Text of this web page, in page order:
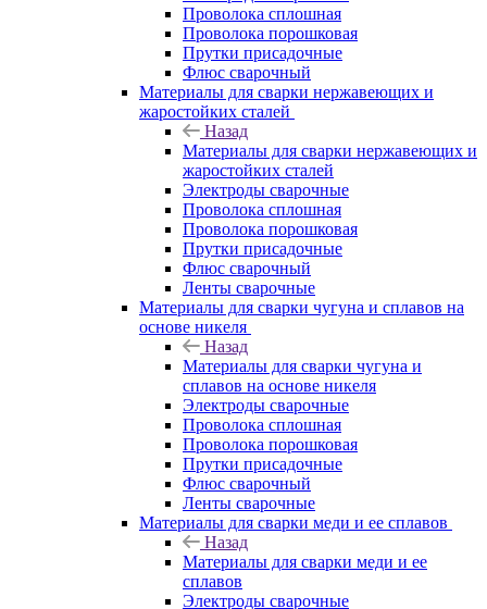
Проволока сплошная
Проволока порошковая
Прутки присадочные
Флюс сварочный
Материалы для сварки нержавеющих и
жаростойких сталей
Назад
Материалы для сварки нержавеющих и
жаростойких сталей
Электроды сварочные
Проволока сплошная
Проволока порошковая
Прутки присадочные
Флюс сварочный
Ленты сварочные
Материалы для сварки чугуна и сплавов на
основе никеля
Назад
Материалы для сварки чугуна и
сплавов на основе никеля
Электроды сварочные
Проволока сплошная
Проволока порошковая
Прутки присадочные
Флюс сварочный
Ленты сварочные
Материалы для сварки меди и ее сплавов
Назад
Материалы для сварки меди и ее
сплавов
Электроды сварочные